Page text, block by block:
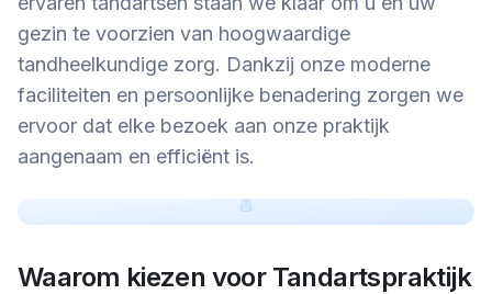
gezin te voorzien van hoogwaardige
tandheelkundige zorg. Dankzij onze moderne
faciliteiten en persoonlijke benadering zorgen we
ervoor dat elke bezoek aan onze praktijk
aangenaam en efficiënt is.
Waarom kiezen voor Tandartspraktijk